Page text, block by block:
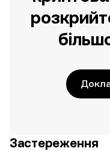
Застереження